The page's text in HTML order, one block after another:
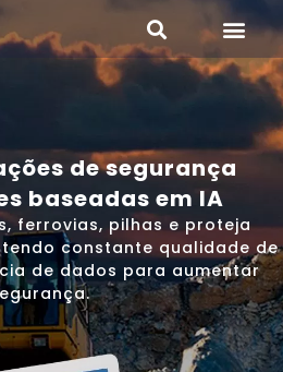
de segurança
baseadas em IA
ferrovias, pilhas e proteja
constante qualidade de
de dados para aumentar